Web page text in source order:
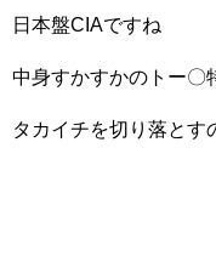
日本盤CIAですね
中身すかすかのトー〇
タカイチを切り落とす